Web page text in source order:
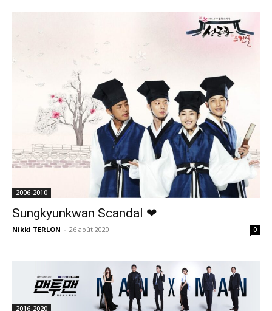
2006-2010
Sungkyunkwan Scandal ❤
Nikki TERLON - 26 août 2020 0
2016-2020